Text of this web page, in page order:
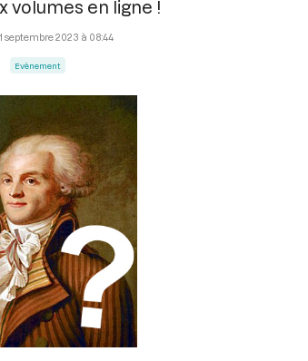
volumes en ligne !
septembre 2023 à 08:44
Evènement